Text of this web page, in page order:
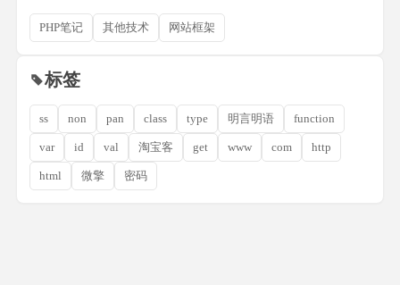
PHP笔记 其他技术 网站框架
标签
ss non pan class type 明言明语 function
var id val 淘宝客 get www com http
html 微擎 密码